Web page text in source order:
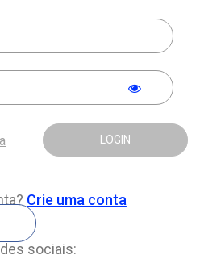
LOGIN
Crie uma conta
sociais: